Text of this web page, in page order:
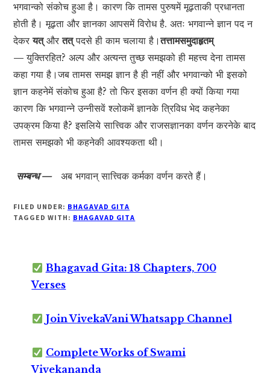
भगवान्को संकोच हुआ है। कारण कि तामस पुरुषमें मूढ़ताकी प्रधानता
होती है। मूढ़ता और ज्ञानका आपसमें विरोध है. अतः भगवान्ने ज्ञान पद न
देकरयत्औरतत्पदसे ही काम चलाया है।तत्तामसमुदाहृतम्
—युक्तिरहित? अल्प और अत्यन्त तुच्छ समझको ही महत्त्व देना तामस
कहा गया है।जब तामस समझ ज्ञान है ही नहीं और भगवान्को भी इसको
ज्ञान कहनेमें संकोच हुआ है? तो फिर इसका वर्णन ही क्यों किया गया
कारण कि भगवान्ने उन्नीसवें श्लोकमें ज्ञानके त्रिविध भेद कहनेका
उपक्रम किया है? इसलिये सात्त्विक और राजसज्ञानका वर्णन करनेके बाद
तामस समझको भी कहनेकी आवश्यकता थी।
सम्बन्ध — अब भगवान् सात्त्विक कर्मका वर्णन करते हैं।
FILED UNDER: BHAGAVAD GITA
TAGGED WITH: BHAGAVAD GITA
Bhagavad Gita: 18 Chapters, 700
Verses
Join VivekaVani Whatsapp Channel
Complete Works of Swami
Vivekananda